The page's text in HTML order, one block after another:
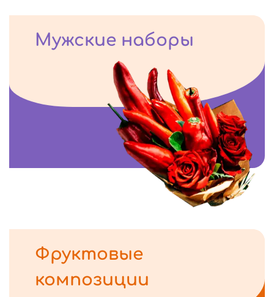
Мужские наборы
Фруктовые
композиции